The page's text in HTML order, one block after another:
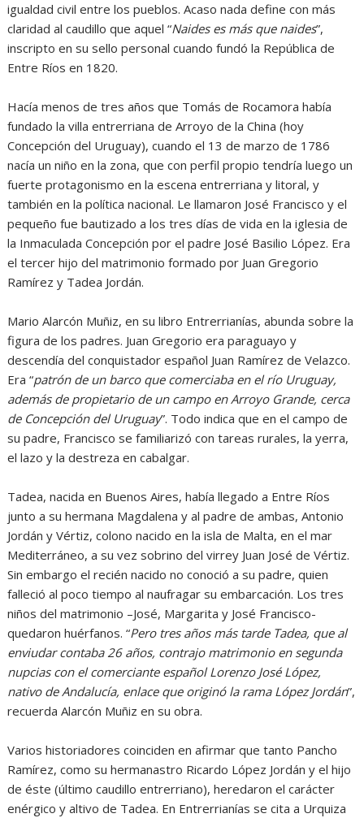
igualdad civil entre los pueblos. Acaso nada define con más
claridad al caudillo que aquel “Naides es más que naides”,
inscripto en su sello personal cuando fundó la República de
Entre Ríos en 1820.
Hacía menos de tres años que Tomás de Rocamora había
fundado la villa entrerriana de Arroyo de la China (hoy
Concepción del Uruguay), cuando el 13 de marzo de 1786
nacía un niño en la zona, que con perfil propio tendría luego un
fuerte protagonismo en la escena entrerriana y litoral, y
también en la política nacional. Le llamaron José Francisco y el
pequeño fue bautizado a los tres días de vida en la iglesia de
la Inmaculada Concepción por el padre José Basilio López. Era
el tercer hijo del matrimonio formado por Juan Gregorio
Ramírez y Tadea Jordán.
Mario Alarcón Muñiz, en su libro Entrerrianías, abunda sobre la
figura de los padres. Juan Gregorio era paraguayo y
descendía del conquistador español Juan Ramírez de Velazco.
Era “patrón de un barco que comerciaba en el río Uruguay,
además de propietario de un campo en Arroyo Grande, cerca
de Concepción del Uruguay”. Todo indica que en el campo de
su padre, Francisco se familiarizó con tareas rurales, la yerra,
el lazo y la destreza en cabalgar.
Tadea, nacida en Buenos Aires, había llegado a Entre Ríos
junto a su hermana Magdalena y al padre de ambas, Antonio
Jordán y Vértiz, colono nacido en la isla de Malta, en el mar
Mediterráneo, a su vez sobrino del virrey Juan José de Vértiz.
Sin embargo el recién nacido no conoció a su padre, quien
falleció al poco tiempo al naufragar su embarcación. Los tres
niños del matrimonio –José, Margarita y José Francisco-
quedaron huérfanos. “Pero tres años más tarde Tadea, que al
enviudar contaba 26 años, contrajo matrimonio en segunda
nupcias con el comerciante español Lorenzo José López,
nativo de Andalucía, enlace que originó la rama López Jordán”,
recuerda Alarcón Muñiz en su obra.
Varios historiadores coinciden en afirmar que tanto Pancho
Ramírez, como su hermanastro Ricardo López Jordán y el hijo
de éste (último caudillo entrerriano), heredaron el carácter
enérgico y altivo de Tadea. En Entrerrianías se cita a Urquiza